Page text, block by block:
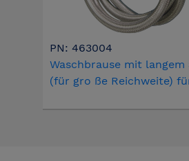
PN: 463004
Waschbrause mit langem
(für gro ße Reichweite)